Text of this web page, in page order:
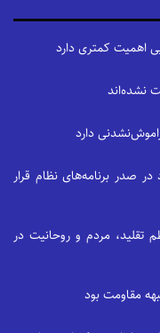
مردم در پیشبرد
ها هستند که
مردم با همان
دخالت ها در زمینه
بود و مفاد آن
اهمیت کمتری دارد
نشده‌اند
دارد
صدر برنامه‌های نظام قرار
تقلید، مردم و روحانیت در
مقاومت بود